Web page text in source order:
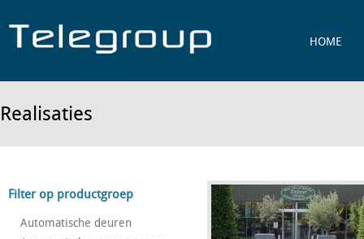
HOME
Realisaties
Filter op productgroep
Automatische deuren